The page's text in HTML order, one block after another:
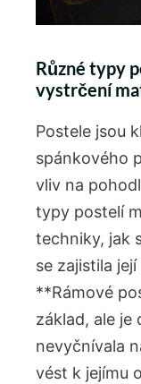
Různé typy
vystrčení
Postele jsou
spánkového
vliv na
typy postelí
techniky, jak
se zajistila
**Rámové
základ, ale je
nevyčnívala
vést k jejímu